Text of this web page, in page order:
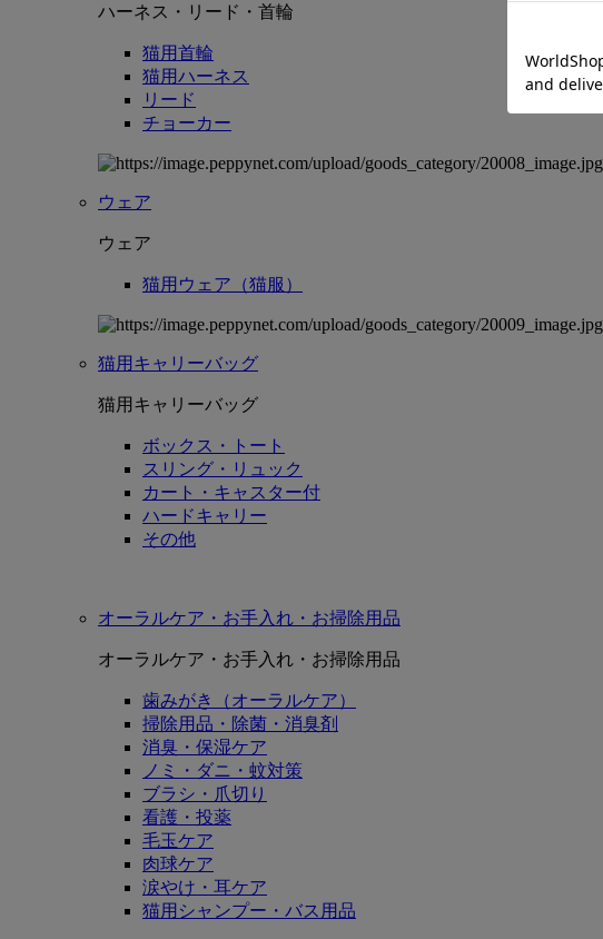
ハーネス・リード・首輪
猫用首輪
猫用ハーネス
リード
チョーカー
ウェア
ウェア
猫用ウェア（猫服）
猫用キャリーバッグ
猫用キャリーバッグ
ボックス・トート
スリング・リュック
カート・キャスター付
ハードキャリー
その他
オーラルケア・お手入れ・お掃除用品
オーラルケア・お手入れ・お掃除用品
歯みがき（オーラルケア）
掃除用品・除菌・消臭剤
消臭・保湿ケア
ノミ・ダニ・蚊対策
ブラシ・爪切り
看護・投薬
毛玉ケア
肉球ケア
涙やけ・耳ケア
猫用シャンプー・バス用品